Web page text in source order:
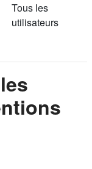
Tous les
utilisateurs